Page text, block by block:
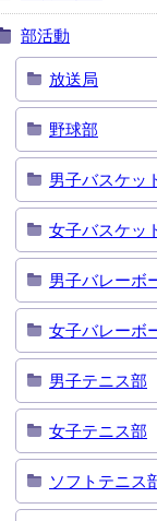
部活動
放送局
野球部
男子バスケッ
女子バスケッ
男子バレーボ
女子バレーボ
男子テニス部
女子テニス部
ソフトテニス